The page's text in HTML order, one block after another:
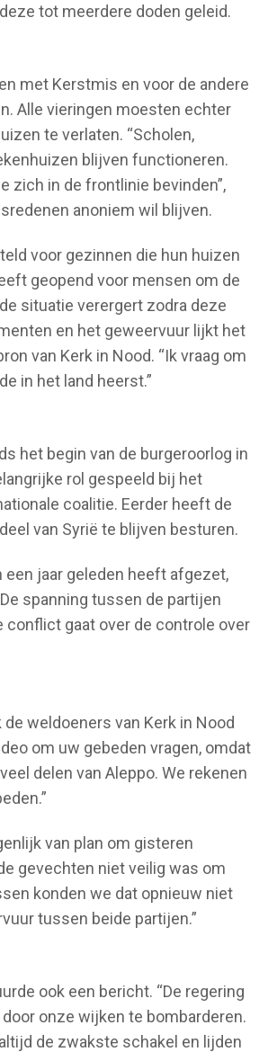
tot meerdere doden geleid.
met Kerstmis en voor de andere
Alle vieringen moesten echter
te verlaten. “Scholen,
blijven functioneren.
zich in de frontlinie bevinden”,
anoniem wil blijven.
voor gezinnen die hun huizen
geopend voor mensen om de
situatie verergert zodra deze
en het geweervuur lijkt het
van Kerk in Nood. “Ik vraag om
in het land heerst.”
het begin van de burgeroorlog in
rol gespeeld bij het
coalitie. Eerder heeft de
van Syrië te blijven besturen.
een jaar geleden heeft afgezet,
spanning tussen de partijen
gaat over de controle over
weldoeners van Kerk in Nood
om uw gebeden vragen, omdat
delen van Aleppo. We rekenen
van plan om gisteren
gevechten niet veilig was om
konden we dat opnieuw niet
tussen beide partijen.”
ook een bericht. “De regering
onze wijken te bombarderen.
de zwakste schakel en lijden